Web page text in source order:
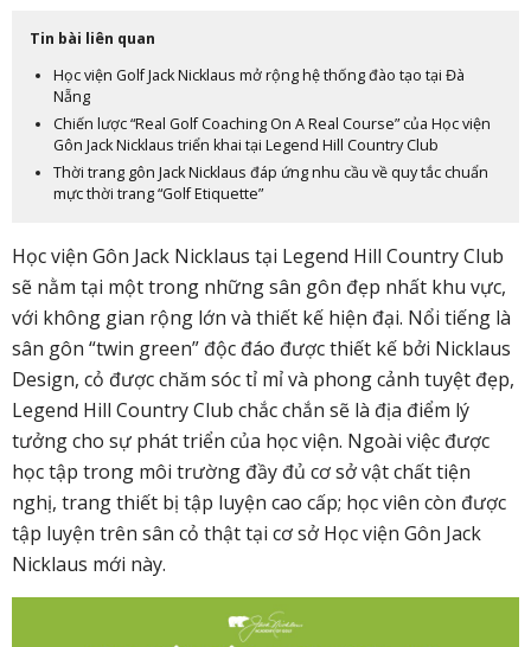
Tin bài liên quan
Học viện Golf Jack Nicklaus mở rộng hệ thống đào tạo tại Đà
Nẵng
Chiến lược “Real Golf Coaching On A Real Course” của Học viện
Gôn Jack Nicklaus triển khai tại Legend Hill Country Club
Thời trang gôn Jack Nicklaus đáp ứng nhu cầu về quy tắc chuẩn
mực thời trang “Golf Etiquette”
Học viện Gôn Jack Nicklaus tại Legend Hill Country Club
sẽ nằm tại một trong những sân gôn đẹp nhất khu vực,
với không gian rộng lớn và thiết kế hiện đại. Nổi tiếng là
sân gôn “twin green” độc đáo được thiết kế bởi Nicklaus
Design, cỏ được chăm sóc tỉ mỉ và phong cảnh tuyệt đẹp,
Legend Hill Country Club chắc chắn sẽ là địa điểm lý
tưởng cho sự phát triển của học viện. Ngoài việc được
học tập trong môi trường đầy đủ cơ sở vật chất tiện
nghị, trang thiết bị tập luyện cao cấp; học viên còn được
tập luyện trên sân cỏ thật tại cơ sở Học viện Gôn Jack
Nicklaus mới này.